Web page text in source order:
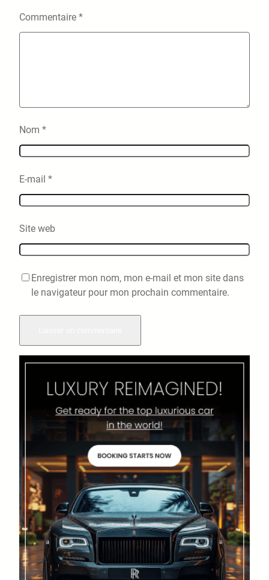
Commentaire *
Nom *
E-mail *
Site web
Enregistrer mon nom, mon e-mail et mon site dans
le navigateur pour mon prochain commentaire.